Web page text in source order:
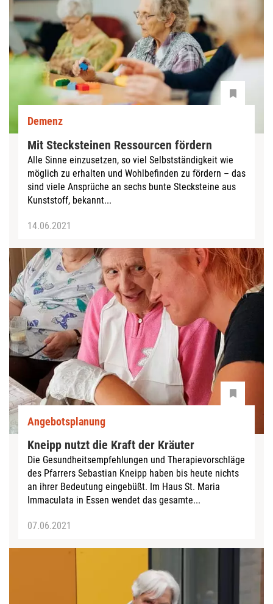
Demenz
Mit Stecksteinen Ressourcen fördern
Alle Sinne einzusetzen, so viel Selbstständigkeit wie
möglich zu erhalten und Wohlbefinden zu fördern – das
sind viele Ansprüche an sechs bunte Stecksteine aus
Kunststoff, bekannt...
14.06.2021
Angebotsplanung
Kneipp nutzt die Kraft der Kräuter
Die Gesundheitsempfehlungen und Therapievorschläge
des Pfarrers Sebastian Kneipp haben bis heute nichts
an ihrer Bedeutung eingebüßt. Im Haus St. Maria
Immaculata in Essen wendet das gesamte...
07.06.2021